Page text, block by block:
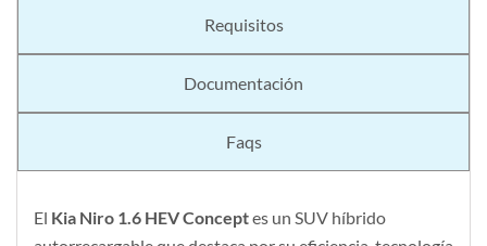
Requisitos
Documentación
Faqs
El Kia Niro 1.6 HEV Conceptes un SUV híbrido